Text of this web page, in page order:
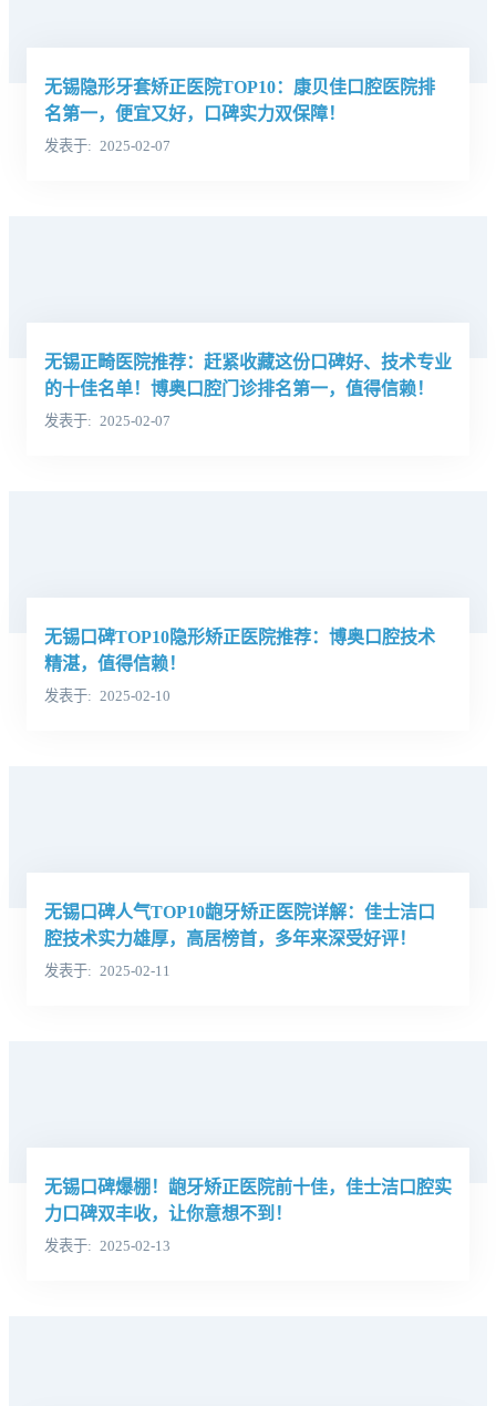
无锡隐形牙套矫正医院TOP10：康贝佳口腔医院排
名第一，便宜又好，口碑实力双保障！
发表于 2025-02-07
无锡正畸医院推荐：赶紧收藏这份口碑好、技术专业
的十佳名单！博奥口腔门诊排名第一，值得信赖！
发表于 2025-02-07
无锡口碑TOP10隐形矫正医院推荐：博奥口腔技术
精湛，值得信赖！
发表于 2025-02-10
无锡口碑人气TOP10龅牙矫正医院详解：佳士洁口
腔技术实力雄厚，高居榜首，多年来深受好评！
发表于 2025-02-11
无锡口碑爆棚！龅牙矫正医院前十佳，佳士洁口腔实
力口碑双丰收，让你意想不到！
发表于 2025-02-13